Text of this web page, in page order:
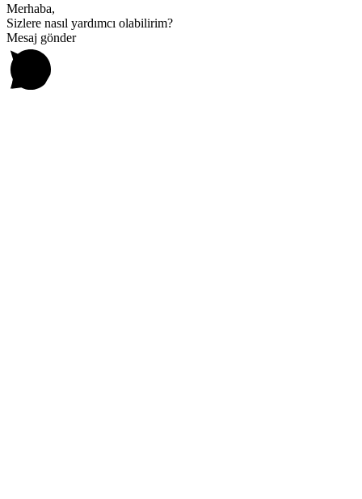
Merhaba,
Sizlere nasıl yardımcı olabilirim?
Mesaj gönder